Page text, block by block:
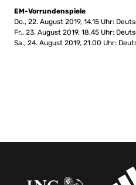
EM-Vorrundenspiele
Do., 22. August 2019, 14.15 Uhr:
Fr., 23. August 2019, 18.45 Uhr:
Sa., 24. August 2019, 21.00 Uhr: